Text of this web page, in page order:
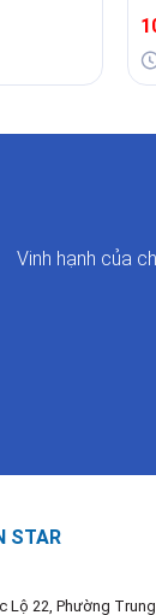
Vinh hạnh của
STAR
Lộ 22, Phường